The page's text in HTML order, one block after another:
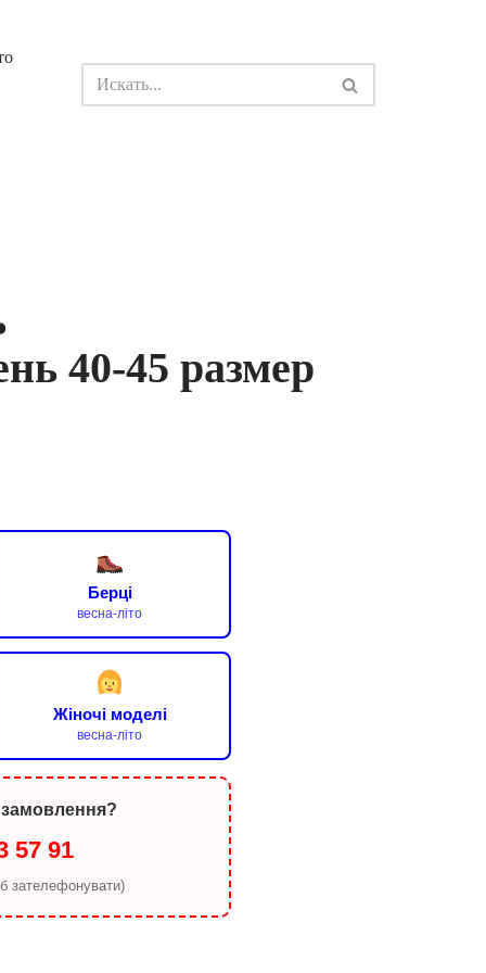
40-45 размер
Берці
весна-літо
Жіночі моделі
весна-літо
57 91
зателефонувати)